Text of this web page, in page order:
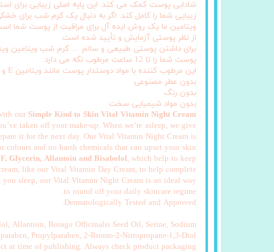
شادابی پوست کمک می کند. این پایه اصلی زیبایی برای
زیبایی شما را کامل کند. اگر به دنبال یک کرم شب
ویتامین ما یک روش ایده آل برای مراقبت از پوست شما
از نظر پوستی آزمایش و تأیید شده است.
پوست شما را تا 12 ساعت مرطوب نگه می دارد.
این مرطوب کننده با مواد دوستدار پوست مانند ویتامین E و پرو-ویتامین B5 برای مرطوب سازی و مراقبت از پوست شما همراه است.
بدون عطر مصنوعی
بدون رنگ
بدون مواد شیمیایی سخت
our Simple Kind to Skin Vital Vitamin Night Cream!
taken off your make-up. When we’re asleep, we give
it for the next day. Our Vital Vitamin Night Cream is
and no harsh chemicals that can upset your skin.
Glycerin, Allantoin and Bisabolol, which help to keep
like our Vital Vitamin Day Cream, to help complete
sleep, our Vital Vitamin Night Cream is an ideal way
to round off your daily skincare regime.
Dermatologically Tested and Approved.
Allantoin, Borago Officinalis Seed Oil, Serine, Sodium
Propylparaben, 2-Bromo-2-Nitropropane-1,3-Diol
at time of publishing. Always check product packaging.